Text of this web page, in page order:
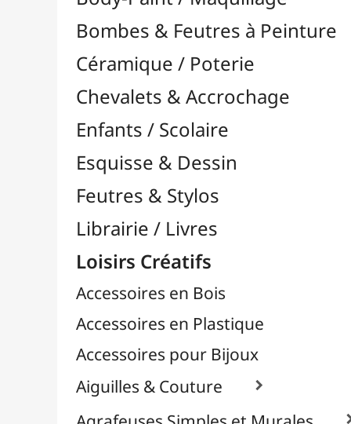
Feutres & Stylos
Librairie / Livres
Loisirs Créatifs
Accessoires en Bois
Accessoires en Plastique
Accessoires pour Bijoux
Aiguilles & Couture

Agrafeuses Simples et Murales 
Aimants
Bougies
Boutons & Button Press
Clous / Pointes / Épingles
Coloriage
Crochets de Tricot
Divers
Effets Oxydation / Rouille
Emporte-Pièces & Perforatrices
Feuilles Métallisées & Foils